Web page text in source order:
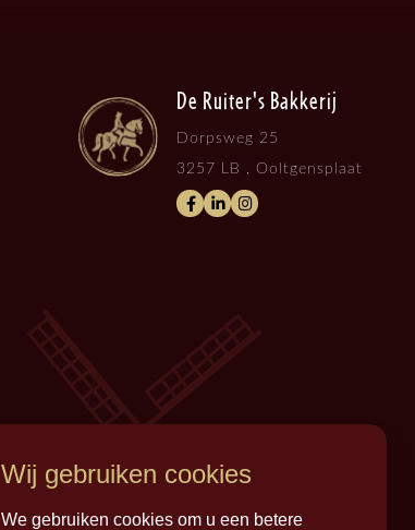
De Ruiter's Bakkerij
Dorpsweg 25
3257 LB , Ooltgensplaat
Wij gebruiken cookies
We gebruiken cookies om u een betere